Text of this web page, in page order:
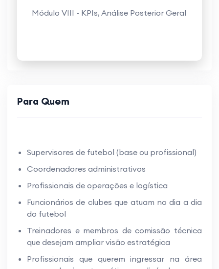
Módulo VIII - KPIs, Análise Posterior Geral
Para Quem
Supervisores de futebol (base ou profissional)
Coordenadores administrativos
Profissionais de operações e logística
Funcionários de clubes que atuam no dia a dia
do futebol
Treinadores e membros de comissão técnica
que desejam ampliar visão estratégica
Profissionais que querem ingressar na área